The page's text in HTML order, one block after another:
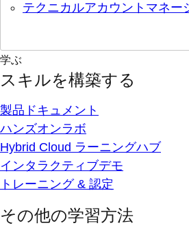
テクニカルアカウントマネー
学ぶ
スキルを構築する
製品ドキュメント
ハンズオンラボ
Hybrid Cloud ラーニングハブ
インタラクティブデモ
トレーニング & 認定
その他の学習方法